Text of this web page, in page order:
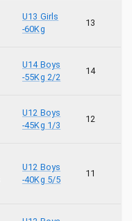
U13 Girls
-60Kg
13
U14 Boys
-55Kg 2/2
14
U12 Boys
-45Kg 1/3
12
U12 Boys
-40Kg 5/5
11